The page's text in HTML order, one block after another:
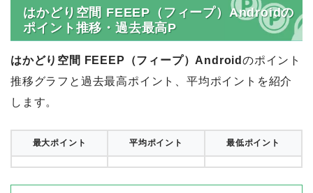
はかどり空間 FEEEP（フィープ）Androidの
ポイント推移・過去最高P
はかどり空間 FEEEP（フィープ）Android のポイント
推移グラフと過去最高ポイント、平均ポイントを紹介
します。
最大ポイント 平均ポイント 最低ポイント